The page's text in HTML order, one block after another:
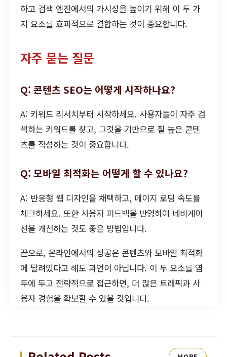
하고 검색 엔진에서의 가시성을 높이기 위해 이 두 가
지 요소를 효과적으로 결합하는 것이 중요합니다.
자주 묻는 질문
Q: 콘텐츠 SEO는 어떻게 시작하나요?
A: 키워드 리서치부터 시작하세요. 사용자들이 자주 검
색하는 키워드를 찾고, 그것을 기반으로 질 높은 콘텐
츠를 작성하는 것이 중요합니다.
Q: 모바일 최적화는 어떻게 할 수 있나요?
A: 반응형 웹 디자인을 채택하고, 페이지 로딩 속도를
체크하세요. 또한 사용자 피드백을 반영하여 네비게이
션을 개선하는 것도 좋은 방법입니다.
끝으로, 온라인에서의 성공은 콘텐츠와 모바일 최적화
에 달려있다고 해도 과언이 아닙니다. 이 두 요소를 염
두에 두고 전략적으로 접근하면, 더 많은 트래픽과 사
용자 경험을 확보할 수 있을 것입니다.